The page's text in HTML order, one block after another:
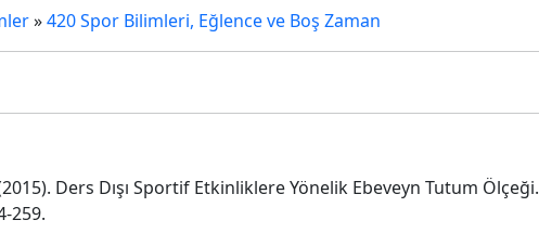
»420 Spor Bilimleri, Eğlence ve Boş Zaman
Ders Dışı Sportif Etkinliklere Yönelik Ebeveyn Tutum Ölçeği.
259.